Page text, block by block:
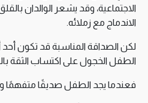
الاجتماعية، وقد يشعر الوالدان
الاندماج مع زملائه.
لكن الصداقة المناسبة قد تكون
الطفل الخجول على اكتساب الثقة
فعندما يجد الطفل صديقًا متفهمًا